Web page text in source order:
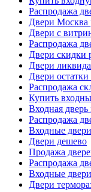
Распродажа
Двери Москва
Двери с
Распродажа
Двери скидки
Двери
Двери
Распродажа
Купить
Входная дверь
Распродажа
Входные
Двери дешево
Продажа
Распродажа
Входные
Двери